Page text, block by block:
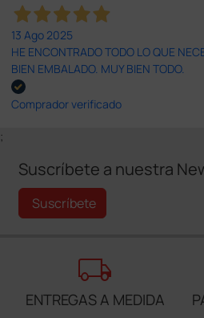
13 Ago 2025
HE ENCONTRADO TODO LO QUE
BIEN EMBALADO. MUY BIEN TODO.
Comprador verificado
;
Suscríbete a nuestra
Suscríbete
local_shipping
ENTREGAS A MEDIDA